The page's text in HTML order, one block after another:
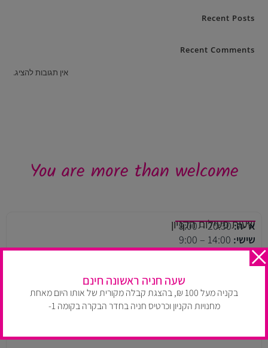
Recent Posts
Recent Comments
אין תגובות להציג.
You are more than welcome
שעות פעילות הקניון
א׳-ה:20:30 – 9:00
שישי:
שעות הפעילות עלולות להשתנות בהתאם למדיניות החנות. יש
להתעדכן בעמוד חנויות הקניון.
רחוב ויצמן 14, תל אביב03-609-5257
שעה חניה ראשונה חינם
בקניה מעל 100 ₪, בהצגת קבלה מקורית של אותו היום מאחת
מחנויות הקניון וכרטיס חניה בחדר הבקרה בקומה 1-